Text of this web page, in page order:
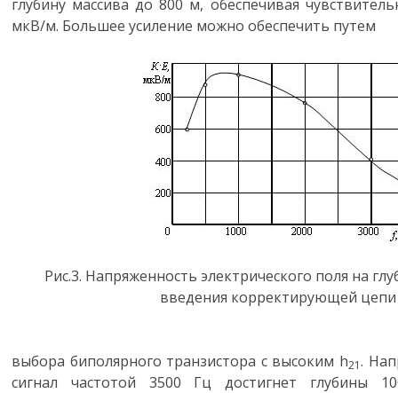
глубину массива до 800 м, обеспечивая
мкВ/м. Большее усиление можно обеспечить путем
Рис.3. Напряженность электрического поля на
введения корректирующей цепи
выбора биполярного транзистора с высоким h21.
сигнал частотой 3500 Гц достигнет глубины